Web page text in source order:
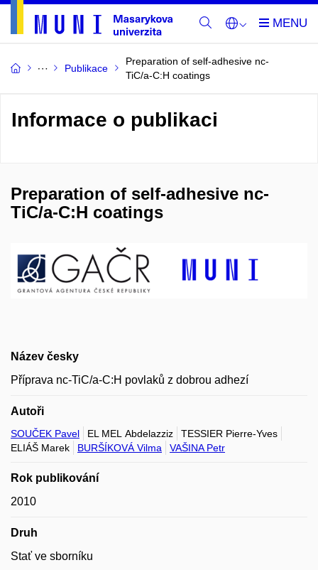
Publikace
Preparation of self-adhesive nc-
TiC/a-C:H coatings
Informace o publikaci
Preparation of self-adhesive nc-
TiC/a-C:H coatings
Název česky
Příprava nc-TiC/a-C:H povlaků z dobrou adhezí
Autoři
SOUČEK Pavel EL MEL Abdelazziz
TESSIER Pierre-Yves
ELIÁŠ Marek
BURŠÍKOVÁ Vilma VAŠINA Petr
Rok publikování
2010
Druh
Stať ve sborníku